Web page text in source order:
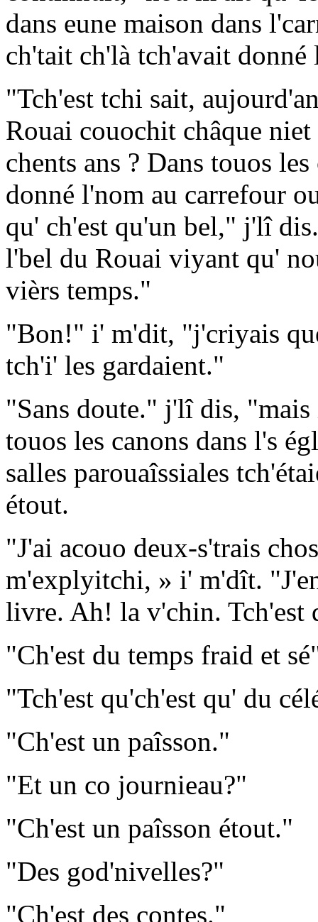
dans eune maison dans
ch'tait ch'là tch'avait
"Tch'est tchi sait,
Rouai couochit châque
chents ans ? Dans touos
donné l'nom au carrefour
qu' ch'est qu'un bel," j'lî
l'bel du Rouai viyant qu'
vièrs temps."
"Bon!" i' m'dit, "j'criyais
tch'i' les gardaient."
"Sans doute." j'lî dis,
touos les canons dans l's
salles parouaîssiales
étout.
"J'ai acouo deux-s'trais
m'explyitchi, » i' m'dît.
livre. Ah! la v'chin. Tch'est
"Ch'est du temps fraid et
"Tch'est qu'ch'est qu' du
"Ch'est un paîsson."
"Et un co journieau?"
"Ch'est un paîsson étout."
"Des god'nivelles?"
"Ch'est des contes."